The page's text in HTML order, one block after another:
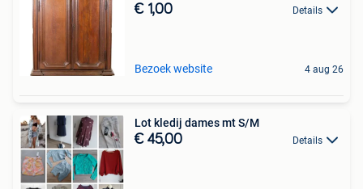
€ 1,00 Details
Bezoek website 4 aug 26
Lot kledij dames mt S/M
€ 45,00 Details